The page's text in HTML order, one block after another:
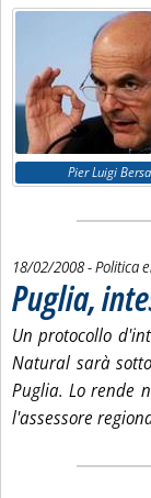
Pier Luigi
18/02/2008- Politica
Puglia,
Un protocollo
Natural sarà
Puglia. Lo rende
l'assessore